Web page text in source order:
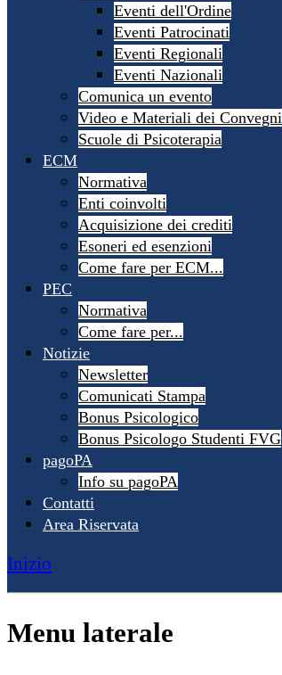
Eventi dell'Ordine
Eventi Patrocinati
Eventi Regionali
Eventi Nazionali
Comunica un evento
Video e Materiali dei Convegni
Scuole di Psicoterapia
ECM
Normativa
Enti coinvolti
Acquisizione dei crediti
Esoneri ed esenzioni
Come fare per ECM...
PEC
Normativa
Come fare per...
Notizie
Newsletter
Comunicati Stampa
Bonus Psicologico
Bonus Psicologo Studenti FVG
pagoPA
Info su pagoPA
Contatti
Area Riservata
Inizio
Menu laterale